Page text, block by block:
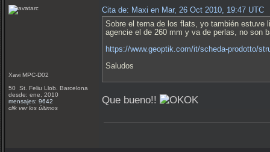
Xavi MPC-D02
50 St. Feliu Llob. Barcelona
desde: ene, 2010
mensajes: 9642
clik ver los últimos
Cita de: Maxi en Mar, 26 Oct 2010, 19:47 UTC
Sobre el tema de los flats, yo también estuve
agencie el de 260 mm y va de perlas, no son
https://www.geoptik.com/it/scheda-prodotto/
Saludos
Que bueno!!